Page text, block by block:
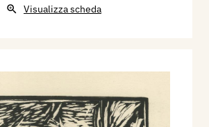
Visualizza scheda